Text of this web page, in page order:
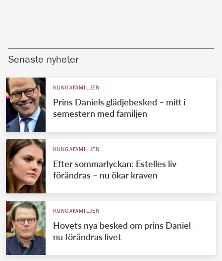
Senaste nyheter
KUNGAFAMILJEN
Prins Daniels glädjebesked – mitt i
semestern med familjen
KUNGAFAMILJEN
Efter sommarlyckan: Estelles liv
förändras – nu ökar kraven
KUNGAFAMILJEN
Hovets nya besked om prins Daniel –
nu förändras livet